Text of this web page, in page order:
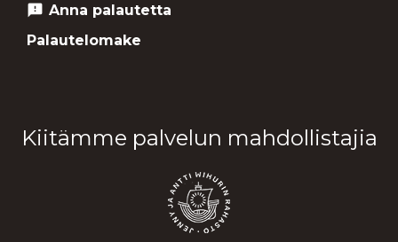
feedback Anna palautetta
Palautelomake
Kiitämme palvelun mahdollistajia